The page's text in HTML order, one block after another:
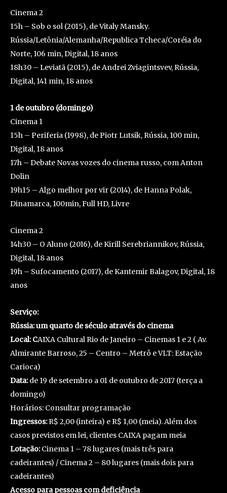
Cinema 2
15h – Sob o sol (2015), de Vitaly Mansky.
Rússia/Letônia/Alemanha/Republica Tcheca/Coréia do
Norte, 106 min, Digital, 18 anos
18h30 – Leviatã (2015), de Andrei Zviagintsvev, Rússia,
Digital, 141 min, 18 anos
1 de outubro (domingo)
Cinema 1
15h – Periferia (1998), de Piotr Lutsik, Rússia, 100 min,
Digital, 18 anos
17h – Debate Novas vozes do cinema russo, com Anton
Dolin
19h15 – Algo melhor por vir (2014), de Hanna Polak,
Dinamarca, 100min, Full HD, Livre
Cinema 2
14h30 – O Aluno (2016), de Kirill Serebriannikov, Rússia,
Digital, 18 anos
19h – Sufocamento (2017), de Kantemir Balagov, Digital, 18
anos
Serviço:
Rússia: um quarto de século através do cinema
Local: CAIXA Cultural Rio de Janeiro – Cinemas 1 e 2 ( Av.
Almirante Barroso, 25 – Centro – Metrô e VLT: Estação
Carioca)
Data:de 19 de setembro a 01 de outubro de 2017 (terça a
domingo)
Horários: Consultar programação
Ingressos:R$ 2,00 (inteira) e R$ 1,00 (meia). Além dos
casos previstos em lei, clientes CAIXA pagam meia
Lotação:Cinema 1 – 78 lugares (mais três para
cadeirantes) / Cinema 2 – 80 lugares (mais dois para
cadeirantes)
Acesso para pessoas com deficiência